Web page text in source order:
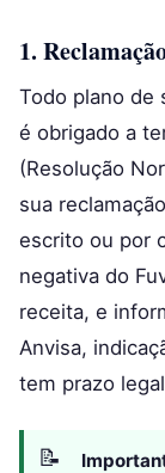
1.
Todo plano de
é obrigado a
(Resolução
sua
escrito ou por
negativa do
receita, e
Anvisa,
tem prazo